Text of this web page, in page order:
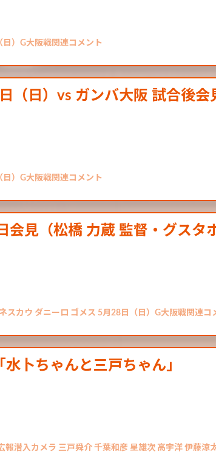
）G大阪戦関連コメント
（日）vs ガンバ大阪 試合後会
）G大阪戦関連コメント
会見（松橋 力蔵 監督・グスタ
スカウ ダニーロ ゴメス 5月28日（日）G大阪戦関連コ
水卜ちゃんと三戸ちゃん」
報潜入カメラ 三戸舜介 千葉和彦 星雄次 高宇洋 伊藤涼